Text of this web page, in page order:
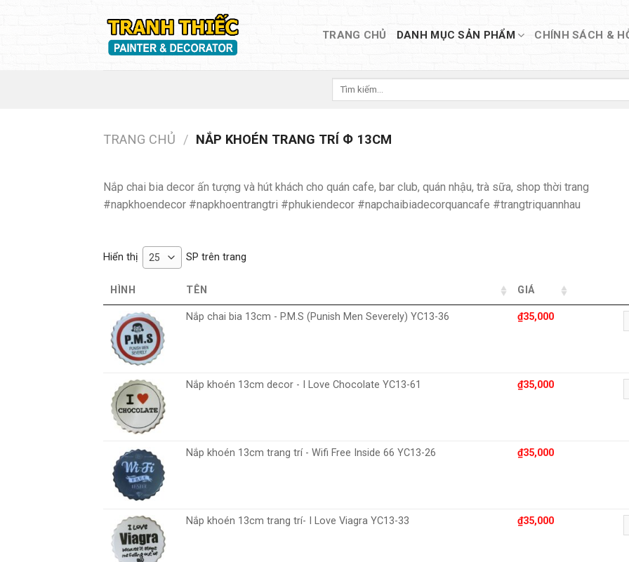
TRANG CHỦ DANH MỤC SẢN PHẨM CHÍNH SÁCH &
Tìm
TRANG CHỦ / NẮP KHOÉN TRANG TRÍ Փ 13CM
Nắp chai bia decor ấn tượng và hút khách cho quán cafe, bar club, quán nhậu, trà sữa, shop thời trang
#napkhoendecor #napkhoentrangtri #phukiendecor #napchaibiadecorquancafe #trangtriquannhau
Hiển thị 25 SP trên trang
HÌNH TÊN GIÁ
Nắp chai bia 13cm - P.M.S (Punish Men Severely) YC13-36 ₫35,000
Nắp khoén 13cm decor - I Love Chocolate YC13-61 ₫35,000
Nắp khoén 13cm trang trí - Wifi Free Inside 66 YC13-26 ₫35,000
Nắp khoén 13cm trang trí- I Love Viagra YC13-33 ₫35,000